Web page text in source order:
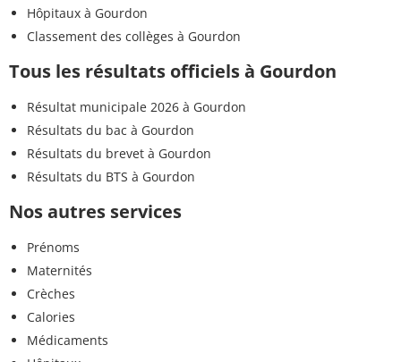
Hôpitaux à Gourdon
Classement des collèges à Gourdon
Tous les résultats officiels à Gourdon
Résultat municipale 2026 à Gourdon
Résultats du bac à Gourdon
Résultats du brevet à Gourdon
Résultats du BTS à Gourdon
Nos autres services
Prénoms
Maternités
Crèches
Calories
Médicaments